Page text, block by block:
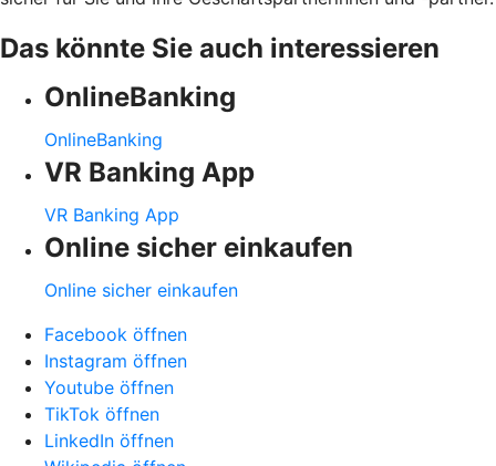
Das könnte Sie auch interessieren
OnlineBanking
OnlineBanking
VR Banking App
VR Banking App
Online sicher einkaufen
Online sicher einkaufen
Facebook öffnen
Instagram öffnen
Youtube öffnen
TikTok öffnen
LinkedIn öffnen